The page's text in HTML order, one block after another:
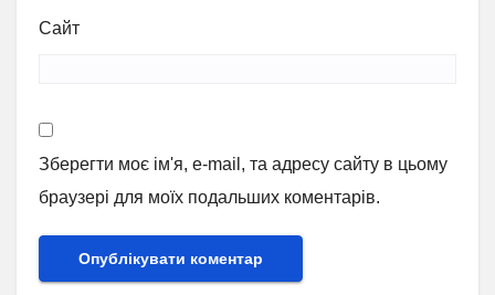
Сайт
Зберегти моє ім'я, e-mail, та адресу сайту в цьому
браузері для моїх подальших коментарів.